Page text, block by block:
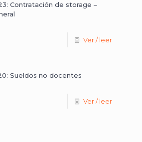
Contratación de storage –
Ver / leer
Sueldos no docentes
Ver / leer